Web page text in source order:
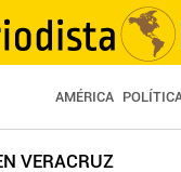
AMÉRICA
VERACRUZ